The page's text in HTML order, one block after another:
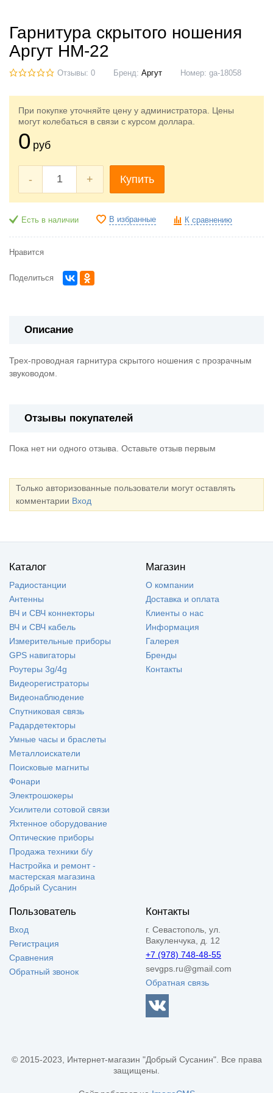
Гарнитура скрытого ношения
Аргут HM-22
Отзывы: 0 Бренд: Аргут Номер: ga-18058
При покупке уточняйте цену у администратора. Цены
могут колебаться в связи с курсом доллара.
0 руб
- + Купить
Есть в наличии В избранные К сравнению
Нравится
Поделиться
Описание
Трех-проводная гарнитура скрытого ношения с прозрачным
звуководом.
Отзывы покупателей
Пока нет ни одного отзыва. Оставьте отзыв первым
Только авторизованные пользователи могут оставлять
комментарии Вход
Каталог
Радиостанции
Антенны
ВЧ и СВЧ коннекторы
ВЧ и СВЧ кабель
Измерительные приборы
GPS навигаторы
Роутеры 3g/4g
Видеорегистраторы
Видеонаблюдение
Спутниковая связь
Радардетекторы
Умные часы и браслеты
Металлоискатели
Поисковые магниты
Фонари
Электрошокеры
Усилители сотовой связи
Яхтенное оборудование
Оптические приборы
Продажа техники б/у
Настройка и ремонт -
мастерская магазина
Добрый Сусанин
Магазин
О компании
Доставка и оплата
Клиенты о нас
Информация
Галерея
Бренды
Контакты
Пользователь
Вход
Регистрация
Сравнения
Обратный звонок
Контакты
г. Севастополь, ул.
Вакуленчука, д. 12
+7 (978) 748-48-55
sevgps.ru@gmail.com
Обратная связь
© 2015-2023, Интернет-магазин "Добрый Сусанин". Все права
защищены.